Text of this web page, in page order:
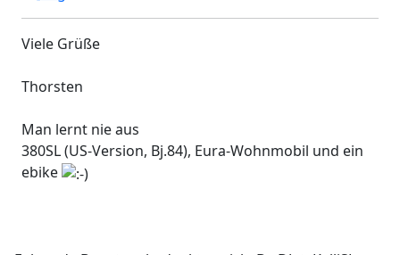
Viele Grüße
Thorsten
Man lernt nie aus
380SL (US-Version, Bj.84), Eura-Wohnmobil und ein
ebike